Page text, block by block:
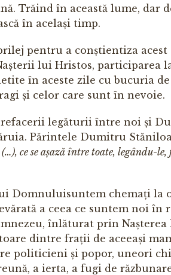
Trăind în această lume, dar
în același timp.
pentru a conștientiza acest
lui Hristos, partici­parea
în aceste zile cu bucuria
și celor care sunt în nevoie.
legăturii între noi și
Părintele Du­mitru
ce se așază între toate, le­gându-le,
Dom­­nuluisuntem chemați la
a ceea ce suntem noi în
înlăturat prin Nașterea
dintre frații de aceeași
politicieni și popor, uneori
a ierta, a fugi de